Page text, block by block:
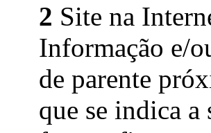
2 Site na
Informação e/
de parente
que se indica